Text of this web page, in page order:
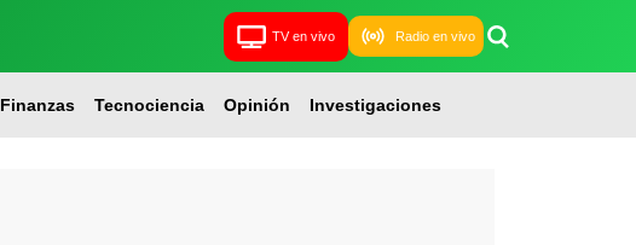
TV en vivo Radio en vivo
Finanzas Tecnociencia Opinión Investigaciones